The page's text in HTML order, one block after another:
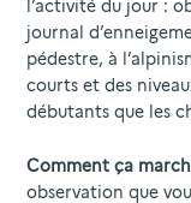
l’activité du jour :
journal
pédestre, à
courts et des
débutants que les
Comment ça
observation que